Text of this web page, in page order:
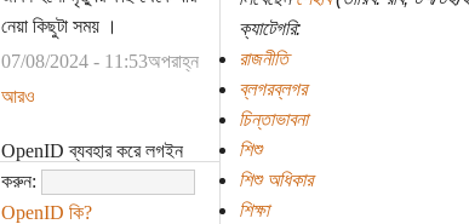
নেয়া কিছুটা সময় ।
07/08/2024 - 11:53অপরাহ্ন
আরও
OpenID ব্যবহার করে লগইন
করুন:
OpenID কি?
ক্যাটেগরি:
রাজনীতি
ব্লগরব্লগর
চিন্তাভাবনা
শিশু
শিশু অধিকার
শিক্ষা